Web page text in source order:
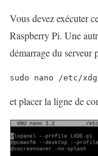
Vous devez exécuter
Raspberry Pi. Une
démarrage du serveur
sudo nano /etc/
et placer la ligne de